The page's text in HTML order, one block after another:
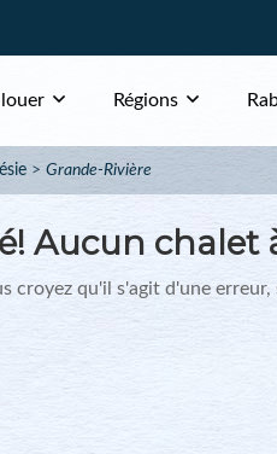
Régions
Grande-Rivière
Aucun chalet
croyez qu'il s'agit d'une erreur,